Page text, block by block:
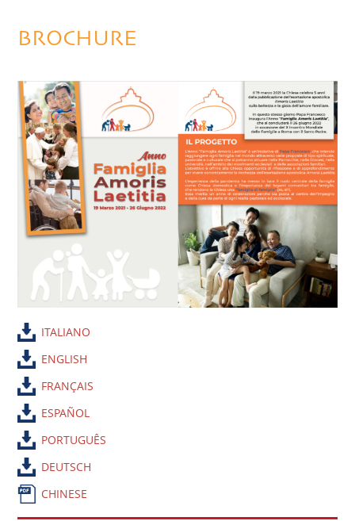
BROCHURE
ITALIANO
ENGLISH
FRANÇAIS
ESPAÑOL
PORTUGUÊS
DEUTSCH
CHINESE